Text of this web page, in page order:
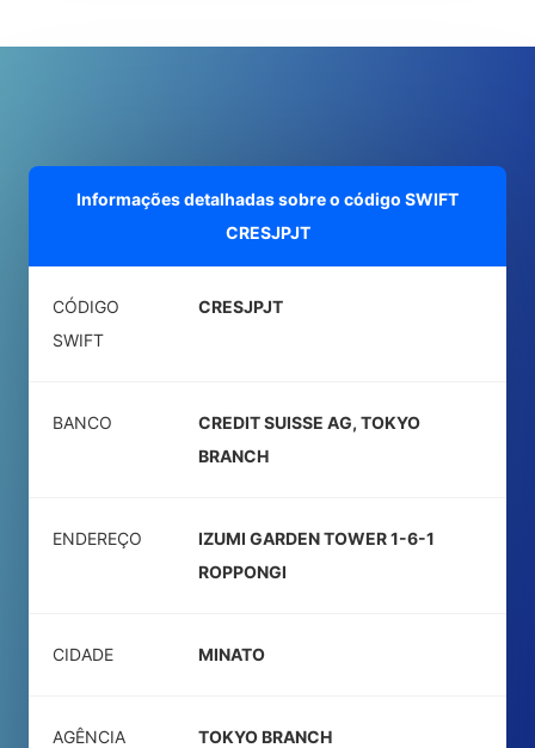
Informações detalhadas sobre o código SWIFT
CRESJPJT
CÓDIGO
SWIFT
CRESJPJT
BANCO
CREDIT SUISSE AG, TOKYO
BRANCH
ENDEREÇO
IZUMI GARDEN TOWER 1-6-1
ROPPONGI
CIDADE MINATO
AGÊNCIA TOKYO BRANCH